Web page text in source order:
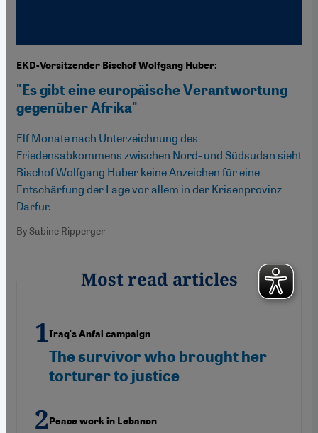
EKD-Vorsitzender Bischof Wolfgang Huber:
"Es gibt eine europäische Verantwortung
gegenüber Afrika"
Elf Monate nach Unterzeichnung des
Friedensabkommens zwischen Nord- und Südsudan sieht
Bischof Wolfgang Huber keine Anzeichen für eine
Entschärfung der Lage vor allem in der Krisenprovinz
Darfur.
By Sabine Ripperger
Most read articles
Iraq's Anfal campaign
The survivor who brought her
torturer to justice
Peace work in Lebanon